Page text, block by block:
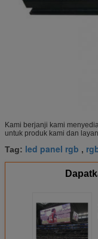
Kami berjanji kami
untuk produk kami dan
Tag: led panel rgb ,